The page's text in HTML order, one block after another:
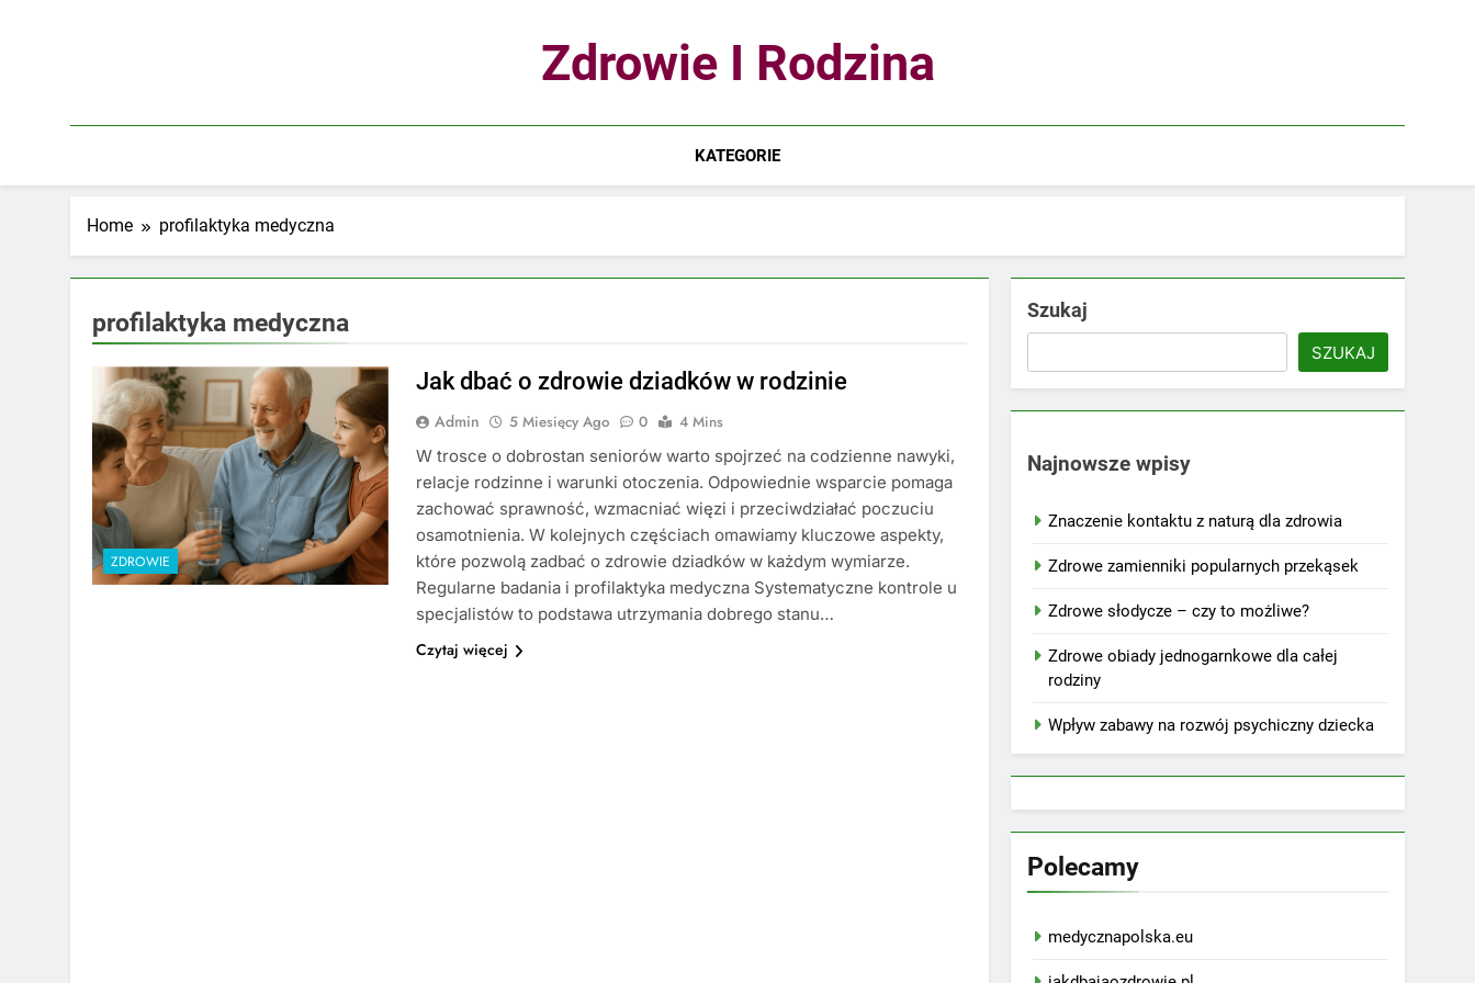
Zdrowie I Rodzina
KATEGORIE
Home profilaktyka medyczna
profilaktyka medyczna
ZDROWIE
Jak dbać o zdrowie dziadków w rodzinie
Admin 5 Miesięcy Ago 0
4 Mins
W trosce o dobrostan seniorów warto spojrzeć na codzienne nawyki,
relacje rodzinne i warunki otoczenia. Odpowiednie wsparcie pomaga
zachować sprawność, wzmacniać więzi i przeciwdziałać poczuciu
osamotnienia. W kolejnych częściach omawiamy kluczowe aspekty,
które pozwolą zadbać o zdrowie dziadków w każdym wymiarze.
Regularne badania i profilaktyka medyczna Systematyczne kontrole u
specjalistów to podstawa utrzymania dobrego stanu…
Czytaj więcej
Szukaj
SZUKAJ
Najnowsze wpisy
Znaczenie kontaktu z naturą dla zdrowia
Zdrowe zamienniki popularnych przekąsek
Zdrowe słodycze – czy to możliwe?
Zdrowe obiady jednogarnkowe dla całej
rodziny
Wpływ zabawy na rozwój psychiczny dziecka
Polecamy
medycznapolska.eu